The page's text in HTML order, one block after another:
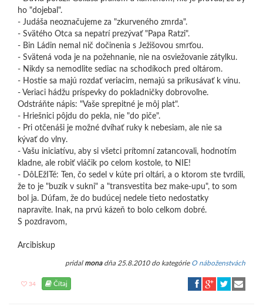
ho "dojebal".
- Judáša neoznačujeme za "zkurveného zmrda".
- Svätého Otca sa nepatrí prezývať "Papa Ratzi".
- Bin Ládin nemal nič dočinenia s Ježišovou smrťou.
- Svätená voda je na požehnanie, nie na osviežovanie zátylku.
- Nikdy sa nemodlite sediac na schodíkoch pred oltárom.
- Hostie sa majú rozdať veriacim, nemajú sa prikusávať k vínu.
- Veriaci hádžu príspevky do pokladničky dobrovoľne.
Odstráňte nápis: "Vaše sprepitné je môj plat".
- Hriešnici pôjdu do pekla, nie "do piče".
- Pri otčenáši je možné dvíhať ruky k nebesiam, ale nie sa
kývať do vlny.
- Vašu iniciatívu, aby si všetci prítomní zatancovali, hodnotím
kladne, ale robiť vláčik po celom kostole, to NIE!
- DôLEžITé: Ten, čo sedel v kúte pri oltári, a o ktorom ste tvrdili,
že to je "buzík v sukni" a "transvestita bez make-upu", to som
bol ja. Dúfam, že do budúcej nedele tieto nedostatky
napravíte. Inak, na prvú kázeň to bolo celkom dobré.
S pozdravom,
Arcibiskup
pridal monadňa 25.8.2010 do kategórie O náboženstvách
34 Čítaj